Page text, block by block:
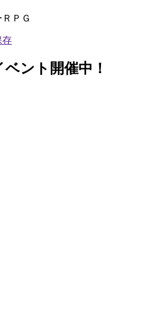
ＰＧ
ント開催中！